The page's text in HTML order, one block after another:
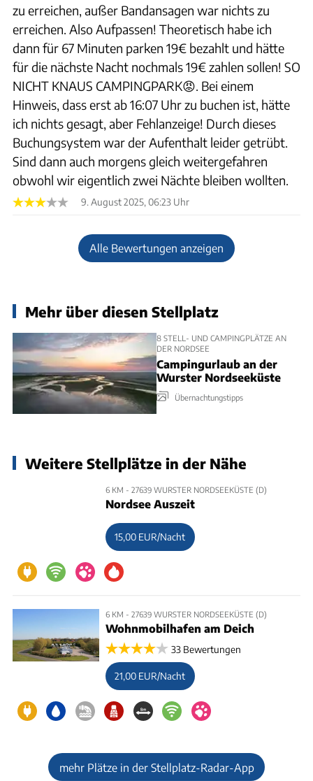
zu erreichen, außer Bandansagen war nichts zu
erreichen. Also Aufpassen! Theoretisch habe ich
dann für 67 Minuten parken 19€ bezahlt und hätte
für die nächste Nacht nochmals 19€ zahlen sollen! SO
NICHT KNAUS CAMPINGPARK😡. Bei einem
Hinweis, dass erst ab 16:07 Uhr zu buchen ist, hätte
ich nichts gesagt, aber Fehlanzeige! Durch dieses
Buchungsystem war der Aufenthalt leider getrübt.
Sind dann auch morgens gleich weitergefahren
obwohl wir eigentlich zwei Nächte bleiben wollten.
9. August 2025, 06:23 Uhr
Alle Bewertungen anzeigen
Mehr über diesen Stellplatz
8 STELL- UND CAMPINGPLÄTZE AN
DER NORDSEE
Campingurlaub an der
Wurster Nordseeküste
Übernachtungstipps
Weitere Stellplätze in der Nähe
6 KM - 27639 WURSTER NORDSEEKÜSTE (D)
Nordsee Auszeit
15,00 EUR/Nacht
6 KM - 27639 WURSTER NORDSEEKÜSTE (D)
Wohnmobilhafen am Deich
33 Bewertungen
21,00 EUR/Nacht
mehr Plätze in der Stellplatz-Radar-App